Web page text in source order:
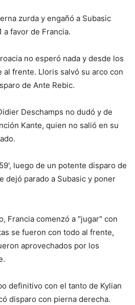
zurda y engañó a Subasic
a favor de Francia.
no esperó nada y desde los
frente. Lloris salvó su arco con
de Ante Rebic.
Deschamps no dudó y de
Kante, quien no salió en su
luego de un potente disparo de
dejó parado a Subasic y poner
Francia comenzó a "jugar" con
se fueron con todo al frente,
aprovechados por los
definitivo con el tanto de Kylian
disparo con pierna derecha.